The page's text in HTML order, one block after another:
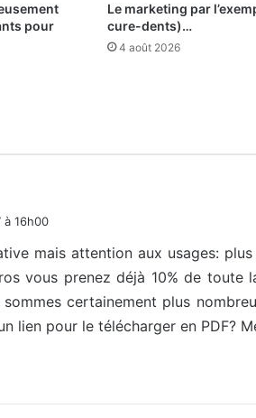
pour
Le marketing par
cure-dents)…
4 août 2026
à 16h00
mais attention aux usages:
vous prenez déjà 10% de toute
sommes certainement plus
lien pour le télécharger en PDF?